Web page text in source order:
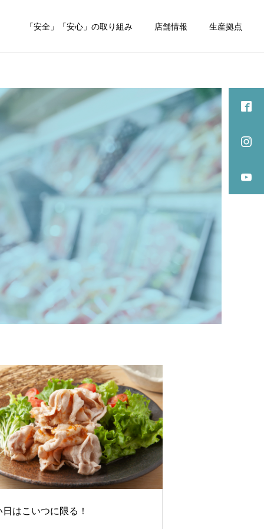
「安全」「安心」の取り組み 店舗情報 生産拠点
詳細を見る
Supporters
ワンちゃんフォトコン
メンテナンス休業のお知ら
BBQドリンク飲み放題の価
格改定のご案内
日はこいつに限る！